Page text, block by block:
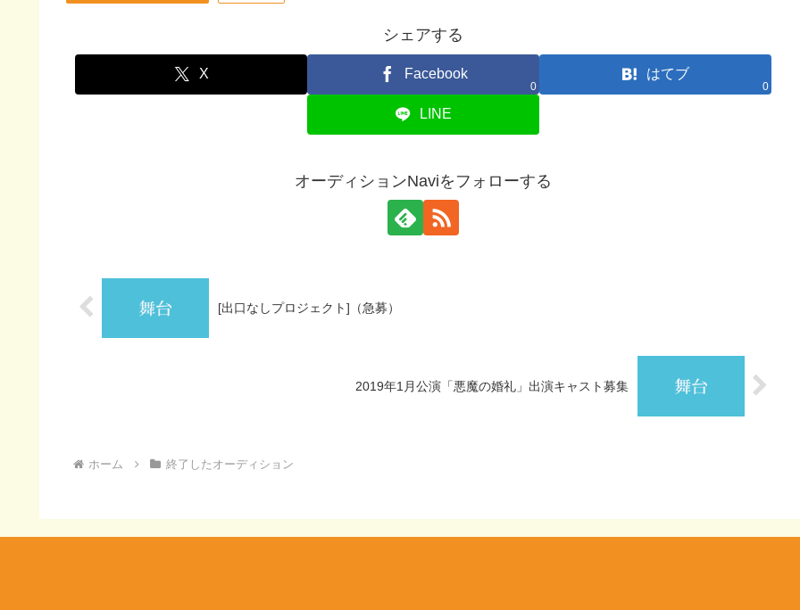
シェアする
X Facebook
0
はてブ
0
LINE
オーディションNaviをフォローする
[出口なしプロジェクト]（急募）
2019年1月公演「悪魔の婚礼」出演キャスト募集
ホーム 終了したオーディション